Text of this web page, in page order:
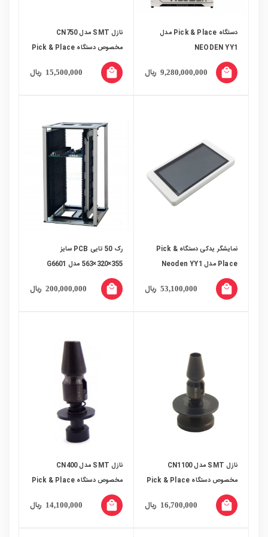
دستگاه Pick & Place مدل
NEODEN YY1
9,280,000,000 ریال local_mall
نازل SMT مدل CN750
مخصوص دستگاه Pick & Place
15,500,000 ریال local_mall
نمایشگر یدکی دستگاه Pick &
Place مدل Neoden YY1
53,100,000 ریال local_mall
رک 50 تایی PCB سایز
355×320×563 مدل G6601
200,000,000 ریال local_mall
نازل SMT مدل CN1100
مخصوص دستگاه Pick & Place
16,700,000 ریال local_mall
نازل SMT مدل CN400
مخصوص دستگاه Pick & Place
14,100,000 ریال local_mall